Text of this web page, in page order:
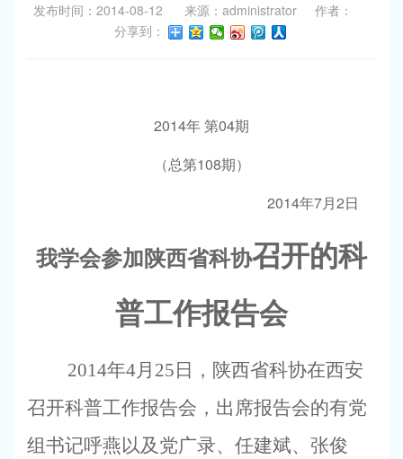
发布时间：2014-08-12 来源：administrator 作者：
分享到：
2014年 第04期
（总第108期）
2014年7月 2 日
我学会参加陕西省科协召开的科
普工作报告会
2014年4月 25 日 ，陕西省科协在西安
召开科普工作报告会，出席报告会的有党
组书记呼燕以及党广录、任建斌、张俊